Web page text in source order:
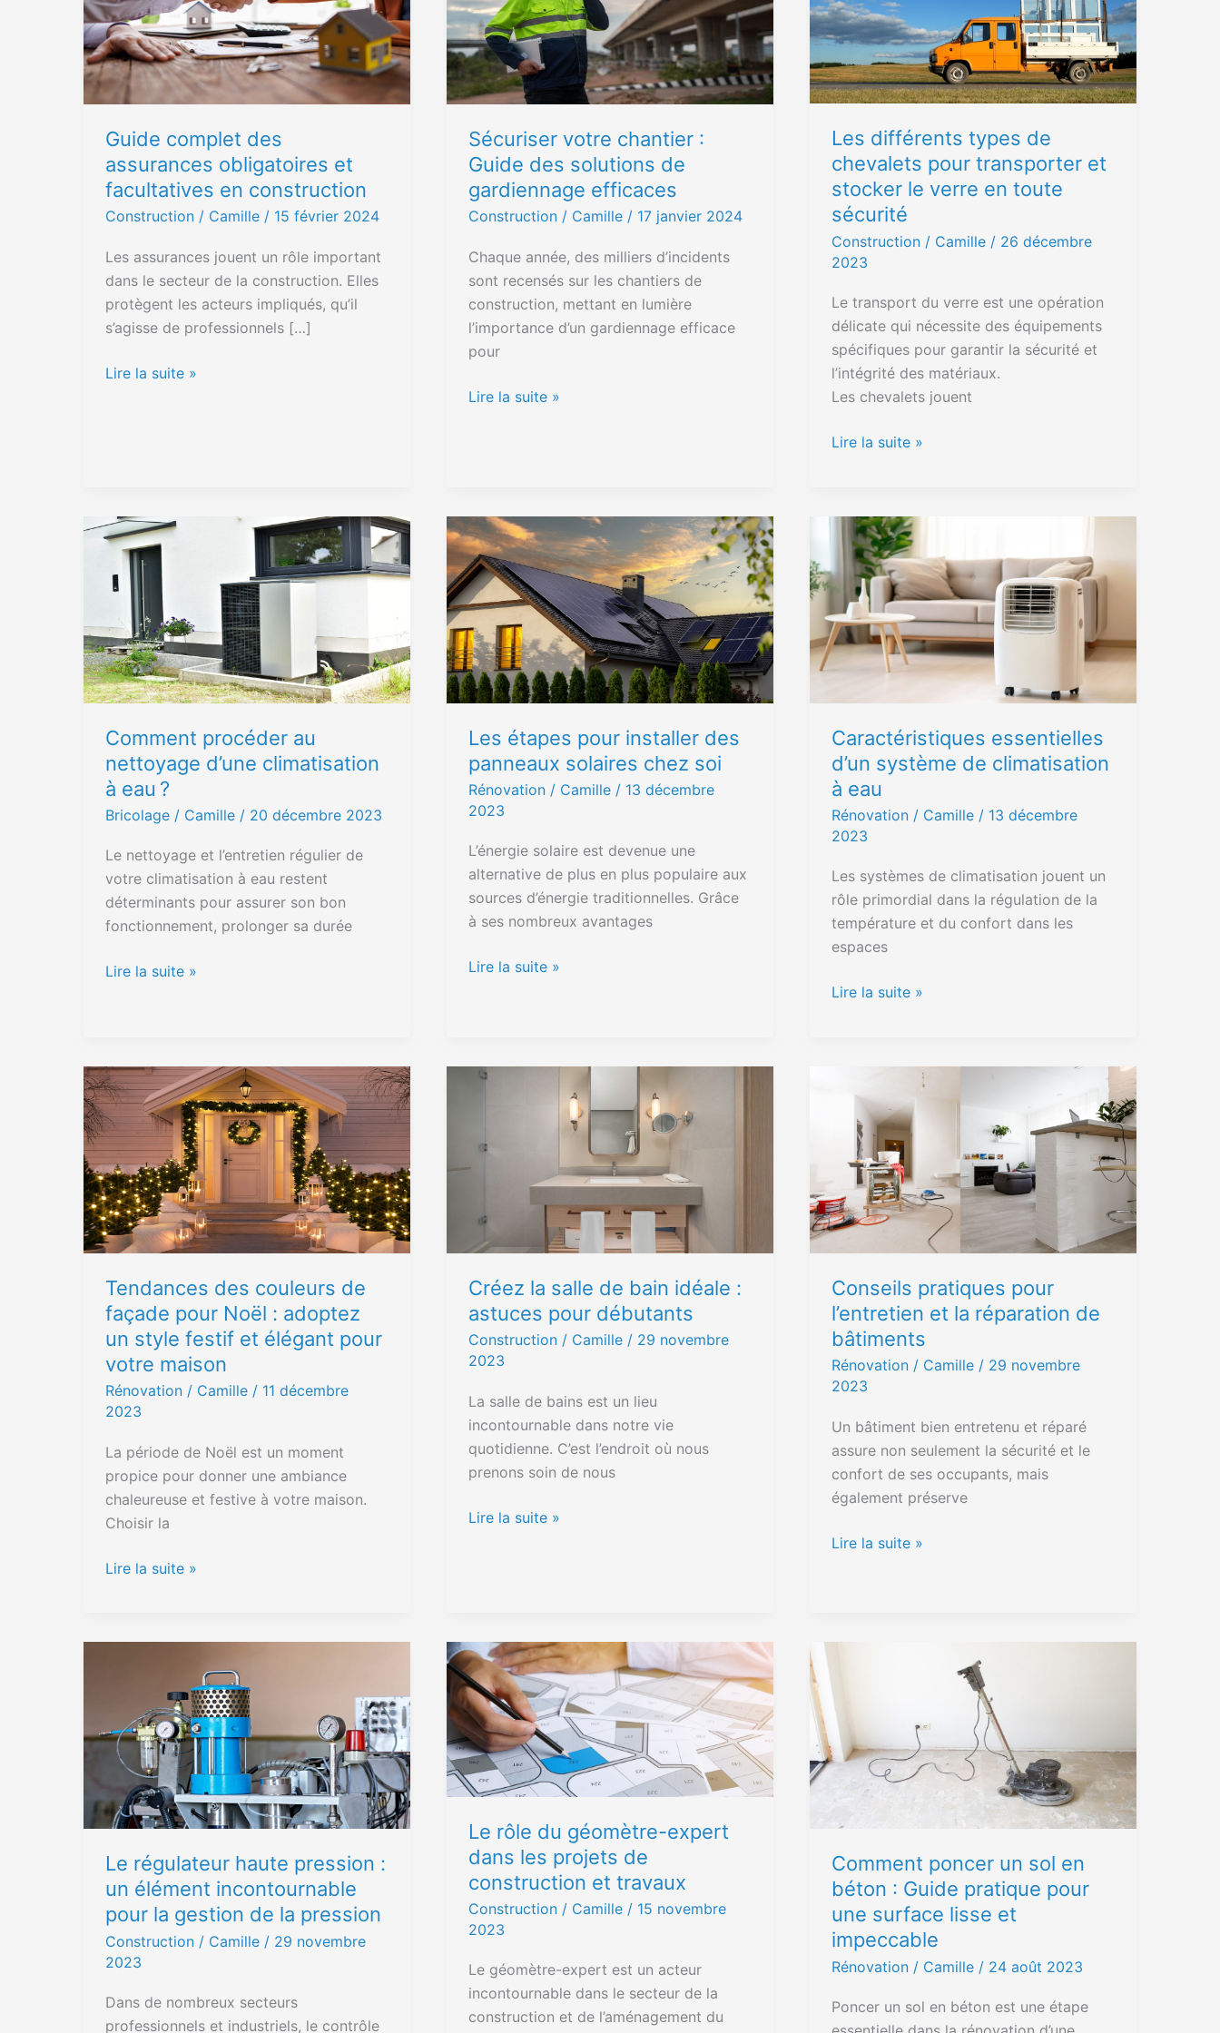
Guide complet des
assurances obligatoires et
facultatives en construction
Construction / Camille / 15 février 2024
Les assurances jouent un rôle important
dans le secteur de la construction. Elles
protègent les acteurs impliqués, qu’il
s’agisse de professionnels […]
obligatoires
et
facultatives
en
Lire la suite »
Sécuriser votre chantier :
Guide des solutions de
gardiennage efficaces
Construction/ Camille / 17 janvier 2024
Chaque année, des milliers d’incidents
sont recensés sur les chantiers de
construction, mettant en lumière
l’importance d’un gardiennage efficace
pour
Guide
des
solutions
de
efficaces
Lire la suite »
Les différents types de
chevalets pour transporter et
stocker le verre en toute
sécurité
Construction/ Camille / 26 décembre
2023
Le transport du verre est une opération
délicate qui nécessite des équipements
spécifiques pour garantir la sécurité et
l’intégrité des matériaux.
Les chevalets jouent
chevalets
pour
transporter
et
le
verre
en
toute
sécurité
Lire la suite »
Comment procéder au
nettoyage d’une climatisation
à eau ?
Bricolage / Camille / 20 décembre 2023
Le nettoyage et l’entretien régulier de
votre climatisation à eau restent
déterminants pour assurer son bon
fonctionnement, prolonger sa durée
Comment
procéder
au
nettoyage
d’une
climatisation
à
eau ?
Lire la suite »
Les étapes pour installer des
panneaux solaires chez soi
Rénovation/ Camille / 13 décembre
2023
L’énergie solaire est devenue une
alternative de plus en plus populaire aux
sources d’énergie traditionnelles. Grâce
à ses nombreux avantages
Les
étapes
pour
installer
panneaux
solaires
chez
Lire la suite »
Caractéristiques essentielles
d’un système de climatisation
à eau
Rénovation/ Camille / 13 décembre
2023
Les systèmes de climatisation jouent un
rôle primordial dans la régulation de la
température et du confort dans les
espaces
Caractéristiques
essentielles
d’un
système
de
climatisation
à
Lire la suite »
Tendances des couleurs de
façade pour Noël : adoptez
un style festif et élégant pour
votre maison
Rénovation / Camille / 11 décembre
2023
La période de Noël est un moment
propice pour donner une ambiance
chaleureuse et festive à votre maison.
Choisir la
Tendances
des
couleurs
de
façade
pour
Noël
:
un
style
festif
et
élégant
pour
maison
Lire la suite »
Créez la salle de bain idéale :
astuces pour débutants
Construction/ Camille / 29 novembre
2023
La salle de bains est un lieu
incontournable dans notre vie
quotidienne. C’est l’endroit où nous
prenons soin de nous
Créez
de
bain
astuces
débutants
Lire la suite »
Conseils pratiques pour
l’entretien et la réparation de
bâtiments
Rénovation/ Camille / 29 novembre
2023
Un bâtiment bien entretenu et réparé
assure non seulement la sécurité et le
confort de ses occupants, mais
également préserve
pratiques
pour
l’entretien
la
réparation
Lire la suite »
Le régulateur haute pression :
un élément incontournable
pour la gestion de la pression
Construction / Camille / 29 novembre
2023
Dans de nombreux secteurs
professionnels et industriels, le contrôle
pression
:
élément
incontournable
la
gestion
de
la
pression
Le rôle du géomètre-expert
dans les projets de
construction et travaux
Construction/ Camille / 15 novembre
2023
Le géomètre-expert est un acteur
incontournable dans le secteur de la
construction et de l’aménagement du
Le
rôle
du
géomètre-
expert
dans
les
de
construction
et
travaux
Comment poncer un sol en
béton : Guide pratique pour
une surface lisse et
impeccable
Rénovation/ Camille / 24 août 2023
Poncer un sol en béton est une étape
un
sol
en
béton
Guide
pour
une
surface
lisse
et